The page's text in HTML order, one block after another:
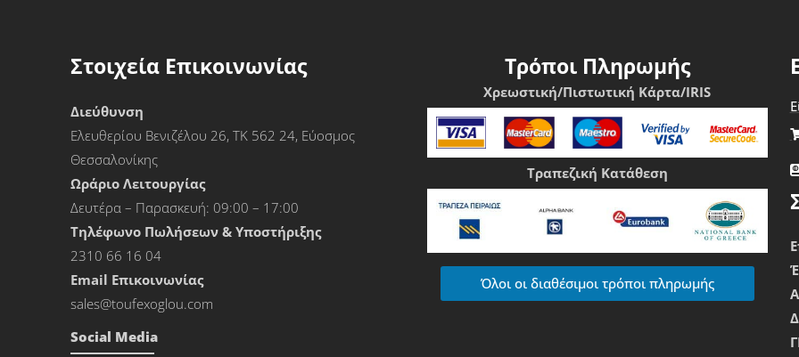
Στοιχεία Επικοινωνίας
Διεύθυνση
Ελευθερίου Βενιζέλου 26, ΤΚ 562 24, Εύοσμος
Θεσσαλονίκης
Ωράριο Λειτουργίας
Δευτέρα – Παρασκευή: 09:00 – 17:00
Τηλέφωνο Πωλήσεων & Υποστήριξης
2310 66 16 04
Εmail Επικοινωνίας
sales@toufexoglou.com
Social Media
Τρόποι Πληρωμής
Χρεωστική/Πιστωτική Κάρτα/IRIS
Τραπεζική Κατάθεση
Όλοι οι διαθέσιμοι τρόποι πληρωμής